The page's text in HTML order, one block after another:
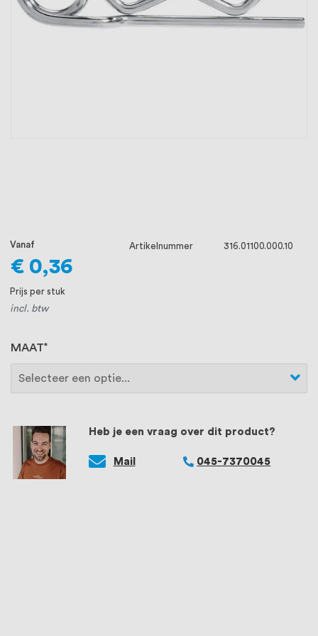
ons voorop, want we geloven dat een
Heb je een vraag over dit product?
Mail 045-7370045
MAAT
Vanaf
€ 0,36
Prijs per stuk
incl. btw
Artikelnummer 316.01100.000.10